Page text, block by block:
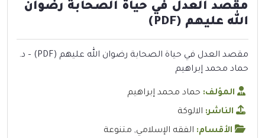
مقصد العدل في حياة الصحابة رضوان
الله عليهم (PDF)
مقصد العدل في حياة الصحابة رضوان الله عليهم (PDF) – د.
حماد محمد إبراهيم
المؤلف: حماد محمد إبراهيم
الناشر: الالوكة
الأقسام: الفقه الإسلامي, متنوعة